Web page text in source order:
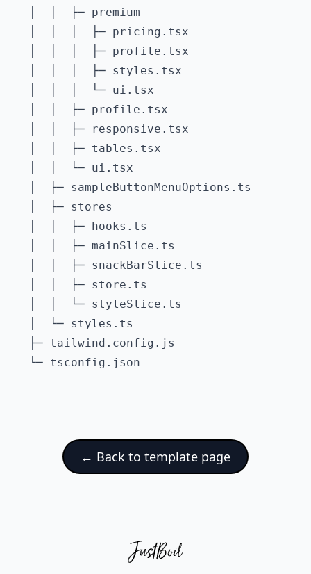
   │  │  ├─ premium
   │  │  │  ├─ pricing.tsx
   │  │  │  ├─ profile.tsx
   │  │  │  ├─ styles.tsx
   │  │  │  └─ ui.tsx
   │  │  ├─ profile.tsx
   │  │  ├─ responsive.tsx
   │  │  ├─ tables.tsx
   │  │  └─ ui.tsx
   │  ├─ sampleButtonMenuOptions.ts
   │  ├─ stores
   │  │  ├─ hooks.ts
   │  │  ├─ mainSlice.ts
   │  │  ├─ snackBarSlice.ts
   │  │  ├─ store.ts
   │  │  └─ styleSlice.ts
   │  └─ styles.ts
   ├─ tailwind.config.js
← Back to template page